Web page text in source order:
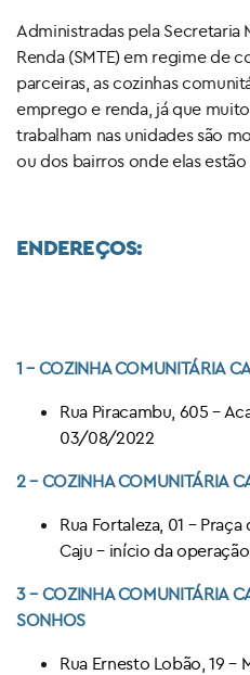
Administradas pela Secretaria
Renda (SMTE) em regime de
parceiras, as cozinhas
emprego e renda, já que
trabalham nas unidades são
ou dos bairros onde elas estão
ENDEREÇOS:
1 – COZINHA COMUNITÁRIA
Rua Piracambu, 605 –
03/08/2022
2 – COZINHA COMUNITÁRIA
Rua Fortaleza, 01 –
Caju – início da
3 – COZINHA COMUNITÁRIA
SONHOS
Rua Ernesto Lobão, 19 –